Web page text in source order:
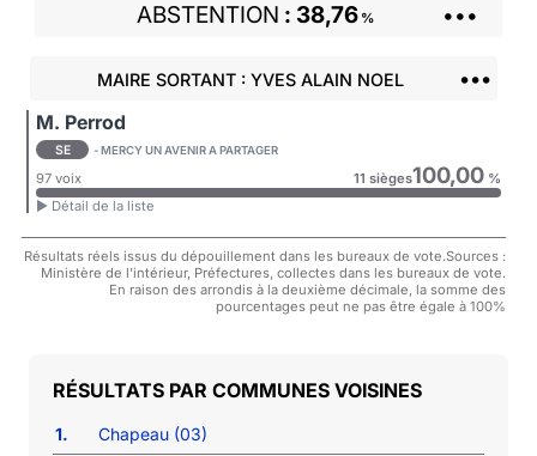
ABSTENTION 38,76 % •••
MAIRE SORTANT : YVES ALAIN NOEL •••
M. Perrod
SE - MERCY UN AVENIR A PARTAGER
97 voix 11 sièges100,00%
► Détail de la liste
Résultats réels issus du dépouillement dans les bureaux de vote.Sources :
Ministère de l'intérieur, Préfectures, collectes dans les bureaux de vote.
En raison des arrondis à la deuxième décimale, la somme des
pourcentages peut ne pas être égale à 100%
COMMUNES VOISINES
1.
Chapeau (03)